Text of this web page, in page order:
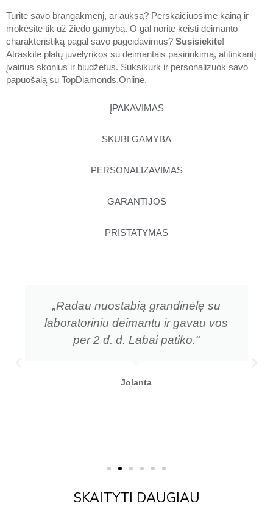
ĮPAKAVIMAS
SKUBI GAMYBA
PERSONALIZAVIMAS
GARANTIJOS
PRISTATYMAS
Turite savo brangakmenį, ar auksą? Perskaičiuosime kainą ir
mokėsite tik už žiedo gamybą. O gal norite keisti deimanto
charakteristiką pagal savo pageidavimus? Susisiekite!
Atraskite platų juvelyrikos su deimantais pasirinkimą, atitinkantį
įvairius skonius ir biudžetus. Suksikurk ir personalizuok savo
papuošalą su TopDiamonds.Online.
„Radau nuostabią grandinėlę su
laboratoriniu deimantu ir gavau vos
per 2 d. d. Labai patiko.“
Jolanta
SKAITYTI DAUGIAU